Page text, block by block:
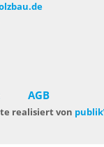
AGB
realisiert von